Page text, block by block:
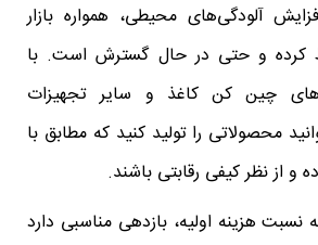
آلودگی‌های محیطی، همواره بازار
و حتی در حال گسترش است. با
چین کن کاغذ و سایر تجهیزات
محصولاتی را تولید کنید که مطابق با
و از نظر کیفی رقابتی باشند.
هزینه اولیه، بازدهی مناسبی دارد